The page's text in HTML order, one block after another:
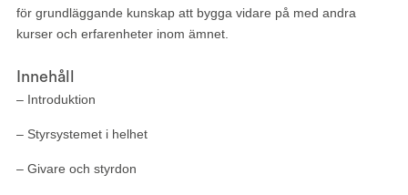
för grundläggande kunskap att bygga vidare på med andra
kurser och erfarenheter inom ämnet.
Innehåll
– Introduktion
– Styrsystemet i helhet
– Givare och styrdon